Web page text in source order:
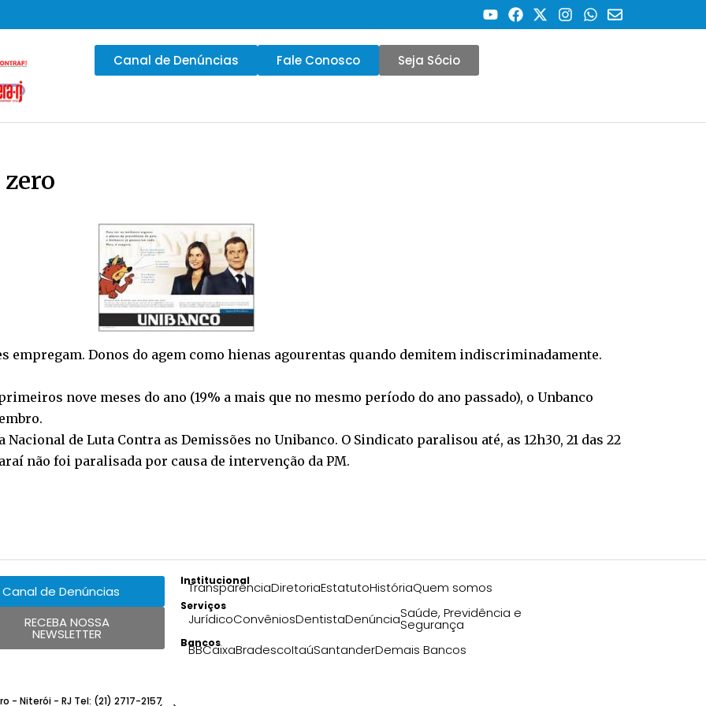
Canal de Denúncias Fale Conosco Seja Sócio
empregam. Donos do agem como hienas agourentas quando demitem indiscriminadamente.
nove meses do ano (19% a mais que no mesmo período do ano passado), o Unbanco
de Luta Contra as Demissões no Unibanco. O Sindicato paralisou até, as 12h30, 21 das 22
não foi paralisada por causa de intervenção da PM.
Canal de Denúncias
RECEBA NOSSA
NEWSLETTER
Institucional
TransparênciaDiretoriaEstatutoHistóriaQuem somos
Serviços
JurídicoConvêniosDentistaDenúnciaSaúde, Previdência e
Segurança
Bancos
BBCaixaBradescoItaúSantanderDemais Bancos
- Niterói - RJ Tel: (21) 2717-2157